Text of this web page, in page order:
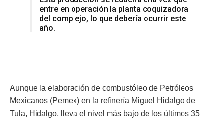
entre en operación la planta coquizadora
del complejo, lo que debería ocurrir este
año.
Aunque la elaboración de combustóleo de Petróleos
Mexicanos (Pemex) en la refinería Miguel Hidalgo de
Tula, Hidalgo, lleva el nivel más bajo de los últimos 35